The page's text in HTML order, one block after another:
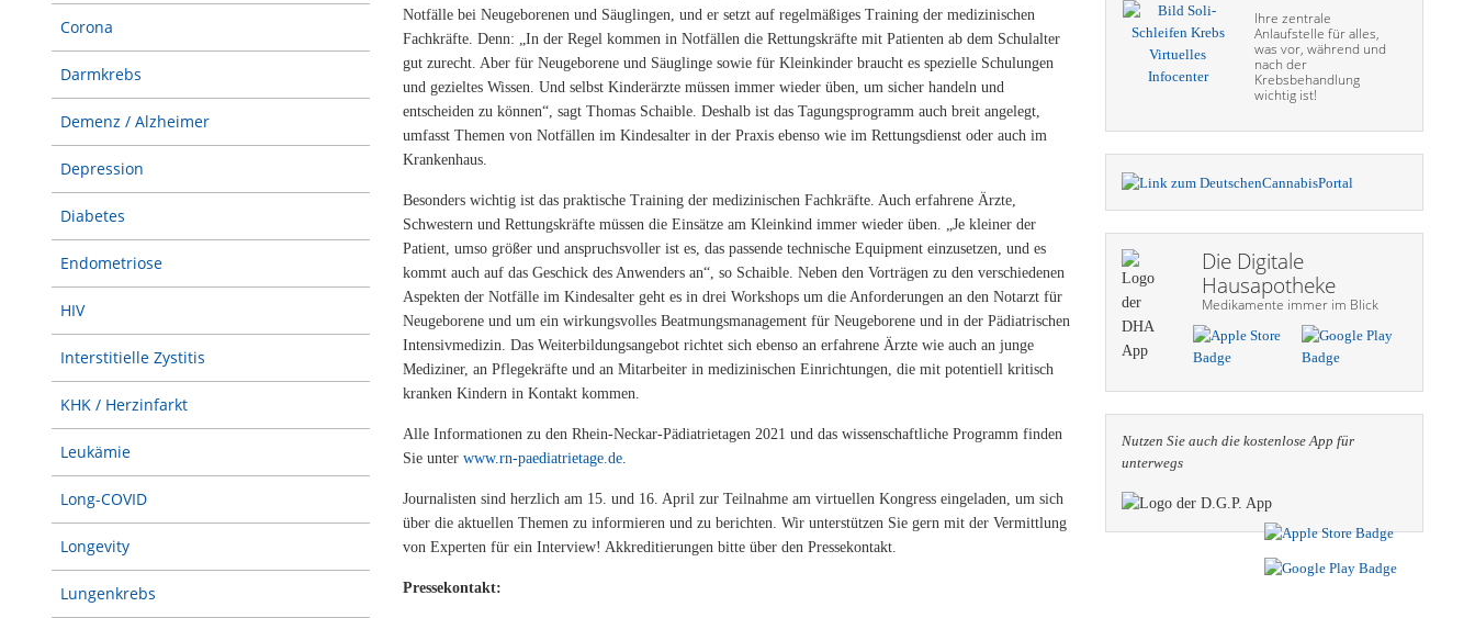
Corona
Darmkrebs
Demenz / Alzheimer
Depression
Diabetes
Endometriose
HIV
Interstitielle Zystitis
KHK / Herzinfarkt
Leukämie
Long-COVID
Longevity
Lungenkrebs
Notfälle bei Neugeborenen und Säuglingen, und er setzt auf regelmäßiges Training der medizinischen
Fachkräfte. Denn: „In der Regel kommen in Notfällen die Rettungskräfte mit Patienten ab dem Schulalter
gut zurecht. Aber für Neugeborene und Säuglinge sowie für Kleinkinder braucht es spezielle Schulungen
und gezieltes Wissen. Und selbst Kinderärzte müssen immer wieder üben, um sicher handeln und
entscheiden zu können“, sagt Thomas Schaible. Deshalb ist das Tagungsprogramm auch breit angelegt,
umfasst Themen von Notfällen im Kindesalter in der Praxis ebenso wie im Rettungsdienst oder auch im
Krankenhaus.
Besonders wichtig ist das praktische Training der medizinischen Fachkräfte. Auch erfahrene Ärzte,
Schwestern und Rettungskräfte müssen die Einsätze am Kleinkind immer wieder üben. „Je kleiner der
Patient, umso größer und anspruchsvoller ist es, das passende technische Equipment einzusetzen, und es
kommt auch auf das Geschick des Anwenders an“, so Schaible. Neben den Vorträgen zu den verschiedenen
Aspekten der Notfälle im Kindesalter geht es in drei Workshops um die Anforderungen an den Notarzt für
Neugeborene und um ein wirkungsvolles Beatmungsmanagement für Neugeborene und in der Pädiatrischen
Intensivmedizin. Das Weiterbildungsangebot richtet sich ebenso an erfahrene Ärzte wie auch an junge
Mediziner, an Pflegekräfte und an Mitarbeiter in medizinischen Einrichtungen, die mit potentiell kritisch
kranken Kindern in Kontakt kommen.
Alle Informationen zu den Rhein-Neckar-Pädiatrietagen 2021 und das wissenschaftliche Programm finden
Sie unter www.rn-paediatrietage.de
Journalisten sind herzlich am 15. und 16. April zur Teilnahme am virtuellen Kongress eingeladen, um sich
über die aktuellen Themen zu informieren und zu berichten. Wir unterstützen Sie gern mit der Vermittlung
von Experten für ein Interview! Akkreditierungen bitte über den Pressekontakt.
Pressekontakt:
Ihre zentrale
Anlaufstelle für alles,
was vor, während und
nach der
Krebsbehandlung
wichtig ist!
Die Digitale
Hausapotheke
Medikamente immer im Blick
Nutzen Sie auch die kosten­lose App für
unterwegs